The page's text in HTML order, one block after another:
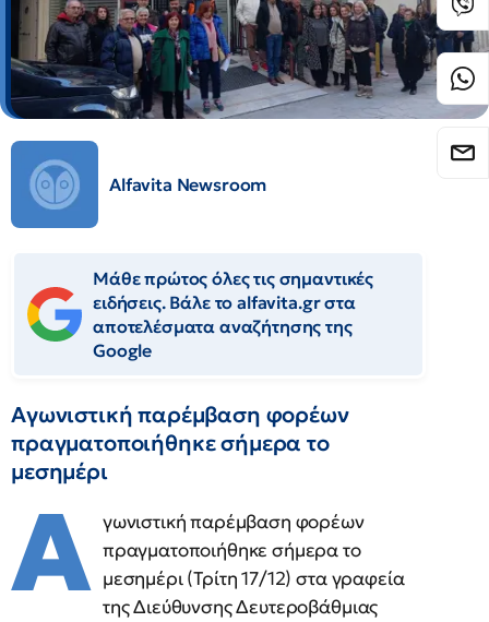
Alfavita Newsroom
Μάθε πρώτος όλες τις σημαντικές
ειδήσεις. Βάλε το alfavita.gr στα
αποτελέσματα αναζήτησης της
Google
Αγωνιστική παρέμβαση φορέων
πραγματοποιήθηκε σήμερα το
μεσημέρι
Α γωνιστική παρέμβαση φορέων
πραγματοποιήθηκε σήμερα το
μεσημέρι (Τρίτη 17/12) στα γραφεία
της Διεύθυνσης Δευτεροβάθμιας